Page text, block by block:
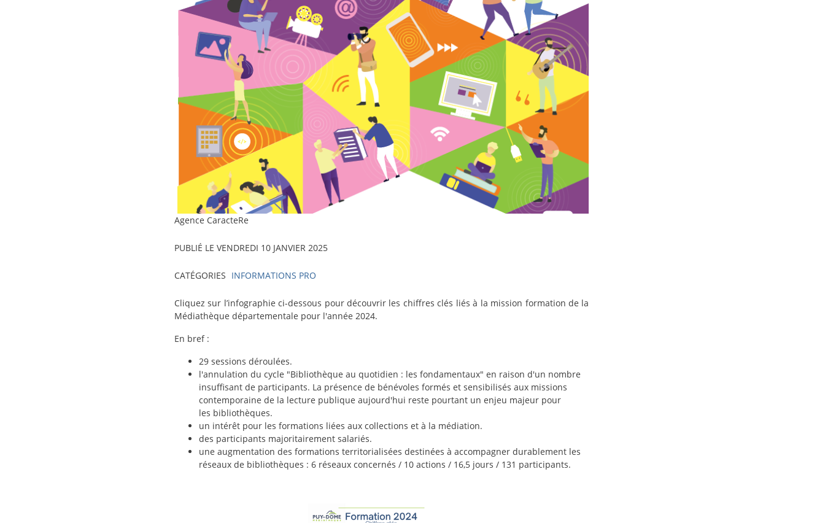
crédit-
Agence CaracteRe
PUBLIÉ LE VENDREDI 10 JANVIER 2025
CATÉGORIES INFORMATIONS PRO
texte-
actu
Cliquez sur l’infographie ci-dessous pour découvrir les chiffres clés liés à la mission formation de la
Médiathèque départementale pour l'année 2024.
En bref :
29 sessions déroulées.
l'annulation du cycle "Bibliothèque au quotidien : les fondamentaux" en raison d'un nombre
insuffisant de participants. La présence de bénévoles formés et sensibilisés aux missions
contemporaine de la lecture publique aujourd'hui reste pourtant un enjeu majeur pour
les bibliothèques.
un intérêt pour les formations liées aux collections et à la médiation.
des participants majoritairement salariés.
une augmentation des formations territorialisées destinées à accompagner durablement les
réseaux de bibliothèques : 6 réseaux concernés / 10 actions / 16,5 jours / 131 participants.